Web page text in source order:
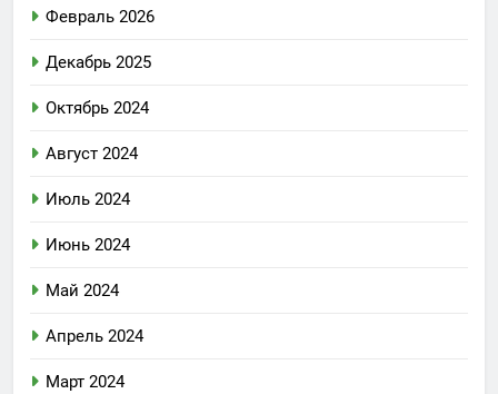
Февраль 2026
Декабрь 2025
Октябрь 2024
Август 2024
Июль 2024
Июнь 2024
Май 2024
Апрель 2024
Март 2024